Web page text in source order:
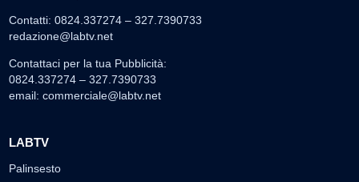
Contatti: 0824.337274 – 327.7390733
redazione@labtv.net
Contattaci per la tua Pubblicità:
0824.337274 – 327.7390733
email: commerciale@labtv.net
LABTV
Palinsesto